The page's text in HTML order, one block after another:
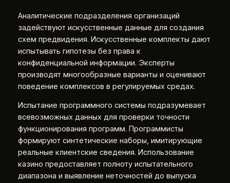
Аналитические подразделения организаций
задействуют искусственные данные для создания
схем предвидения. Искусственные комплекты дают
испытывать гипотезы без права к
конфиденциальной информации. Эксперты
производят многообразные варианты и оценивают
поведение комплексов в регулируемых средах.
Испытание программного системы подразумевает
всевозможных данных для проверки точности
функционирования программ. Программисты
формируют синтетические наборы, имитирующие
реальные клиентские сведения. Использование
казино предоставляет полноту испытательного
диапазона и выявление неточностей до выпуска